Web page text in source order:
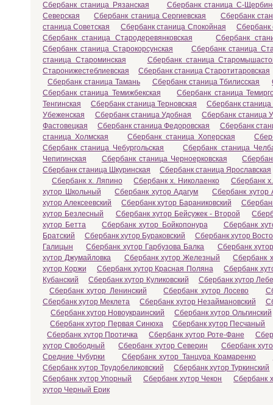
Сбербанк станица Рязанская
Сбербанк станица С-
Северская
Сбербанк станица Сергиевская
Сбербанк
станица Советская
Сбербанк станица Спокойная
Сбербанк
Сбербанк станица Стародеревянковская
Сбербанк
Сбербанк станица Старокорсунская
Сбербанк станица
станица Староминская
Сбербанк станица
Старонижестеблиевская
Сбербанк станица Старотитаровская
Сбербанк станица Тамань
Сбербанк станица Тбилисская
Сбербанк станица Темижбекская
Сбербанк станица
Тенгинская
Сбербанк станица Терновская
Сбербанк станица
Убеженская
Сбербанк станица Удобная
Сбербанк станица
Фастовецкая
Сбербанк станица Федоровская
Сбербанк
станица Холмская
Сбербанк станица Хоперская
Сбербанк станица Чебургольская
Сбербанк станица
Чепигинская
Сбербанк станица Черноерковская
Сбербанк станица Шкуринская
Сбербанк станица Ярославская
Сбербанк х. Ляпино
Сбербанк х. Николаенко
Сбербанк
хутор Школьный
Сбербанк хутор Адагум
Сбербанк хутор
хутор Алексеевский
Сбербанк хутор Бараниковский
хутор Безлесный
Сбербанк хутор Бейсужек - Второй
хутор Бетта
Сбербанк хутор Бойкопонура
Сбербанк
Братский
Сбербанк хутор Бураковский
Сбербанк хутор
Галицын
Сбербанк хутор Гарбузова Балка
Сбербанк
хутор Джумайловка
Сбербанк хутор Железный
Сбербанк
хутор Коржи
Сбербанк хутор Красная Поляна
Сбербанк
Кубанский
Сбербанк хутор Куликовский
Сбербанк хутор
Сбербанк хутор Ленинский
Сбербанк хутор Лосево
Сбербанк хутор Меклета
Сбербанк хутор Незаймановский
Сбербанк хутор Новоукраинский
Сбербанк хутор Ольгинский
Сбербанк хутор Первая Синюха
Сбербанк хутор Песчаный
Сбербанк хутор Протичка
Сбербанк хутор Роте-Фане
хутор Свободный
Сбербанк хутор Северин
Сбербанк
Средние Чубурки
Сбербанк хутор Танцура Крамаренко
Сбербанк хутор Трудобеликовский
Сбербанк хутор Туркинский
Сбербанк хутор Упорный
Сбербанк хутор Чекон
Сбербанк
хутор Черный Ерик